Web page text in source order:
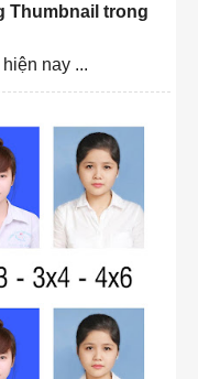
Thumbnail trong
nay ...